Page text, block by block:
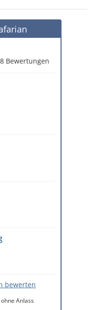
Bewertungen
bewerten
Anlass